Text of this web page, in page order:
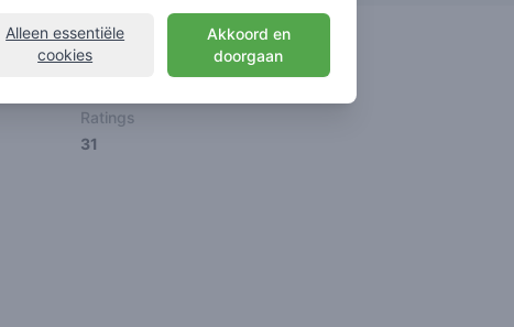
🥦
Stoner
🚀
Spaceranger
Ratings
31
Akkoord en
doorgaan
Alleen essentiële
cookies